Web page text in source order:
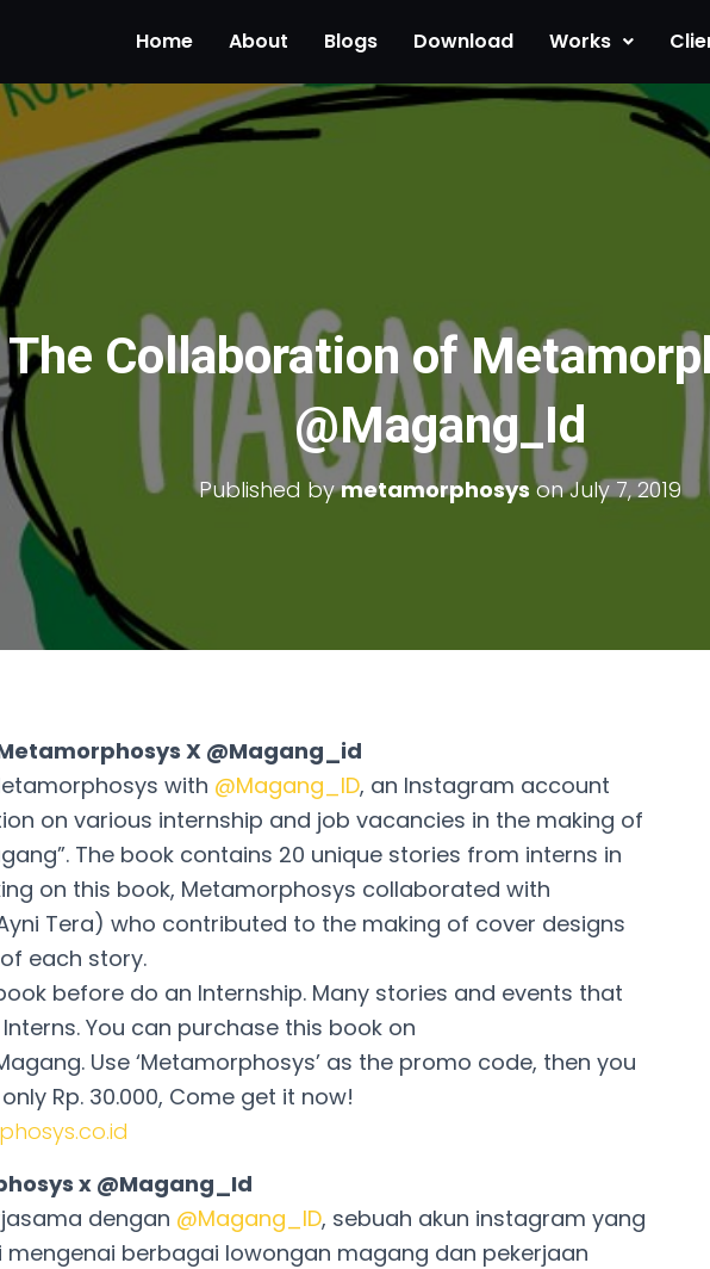
Home About Blogs Download Works
The Collaboration of
@Magang_Id
Published bymetamorphosysonJuly 7, 2019
X @Magang_id
with @Magang_ID, an Instagram account
on various internship and job vacancies in the making of
The book contains 20 unique stories from interns in
on this book, Metamorphosys collaborated with
Tera) who contributed to the making of cover designs
each story.
before do an Internship. Many stories and events that
You can purchase this book on
Use ‘Metamorphosys’ as the promo code, then you
Rp. 30.000, Come get it now!
x @Magang_Id
dengan @Magang_ID, sebuah akun instagram yang
berbagai lowongan magang dan pekerjaan